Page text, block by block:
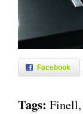
Facebook
Tags: Finell,